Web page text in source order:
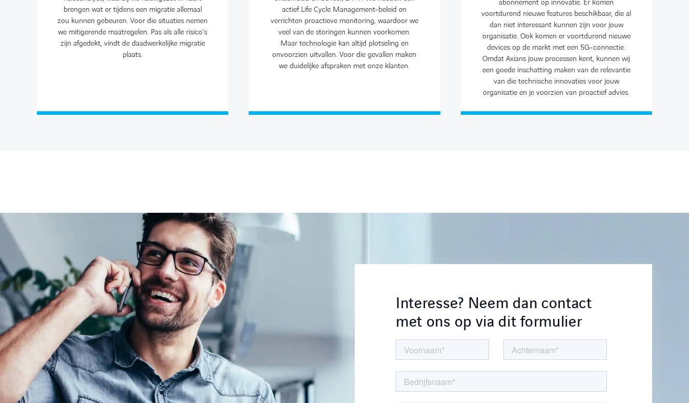
brengen wat er tijdens een migratie allemaal
zou kunnen gebeuren. Voor die situaties nemen
we mitigerende maatregelen. Pas als alle risico’s
zijn afgedekt, vindt de daadwerkelijke migratie
plaats.
actief Life Cycle Management-beleid en
verrichten proactieve monitoring, waardoor we
veel van de storingen kunnen voorkomen.
Maar technologie kan altijd plotseling en
onvoorzien uitvallen. Voor die gevallen maken
we duidelijke afspraken met onze klanten.
abonnement op innovatie. Er komen
voortdurend nieuwe features beschikbaar, die al
dan niet interessant kunnen zijn voor jouw
organisatie. Ook komen er voortdurend nieuwe
devices op de markt met een 5G-connectie.
Omdat Axians jouw processen kent, kunnen wij
een goede inschatting maken van de relevantie
van die technische innovaties voor jouw
organisatie en je voorzien van proactief advies.
Interesse? Neem dan contact
met ons op via dit formulier